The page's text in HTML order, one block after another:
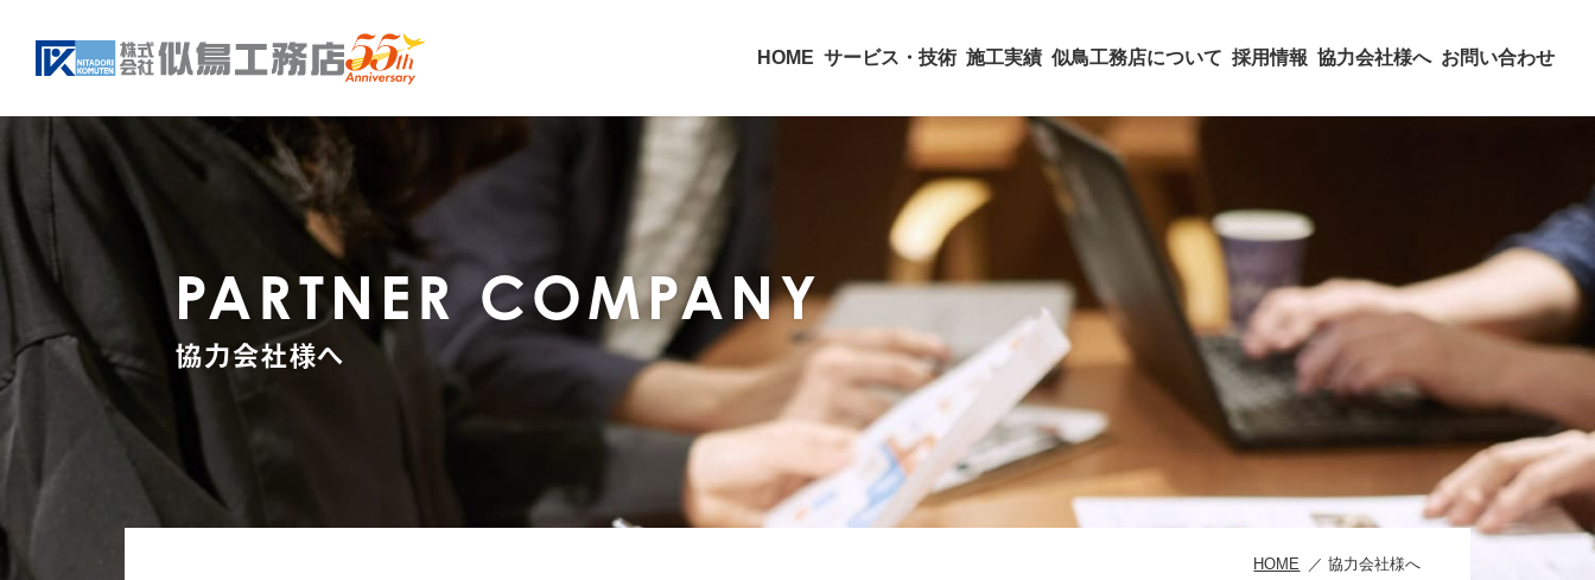
HOME サービス・技術 施工実績 似鳥工務店について 採用情報 協力会社様へ お問い合わせ
PARTNER COMPANY
協力会社様へ
HOME 協力会社様へ